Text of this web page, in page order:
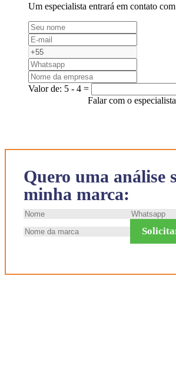
Quero uma análise
minha marca:
Um especialista entrará em contato
Valor de: 5 - 4 =
Falar com o especialista